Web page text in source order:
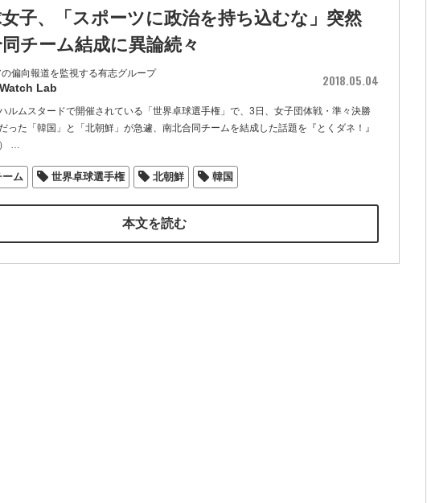
子、「スポーツに政治を持ち込むな」突然
チーム結成に異論続々
の偏向報道を監視する有志グループ
Lab 2018.05.04
ルムスタードで開催されている「世界卓球選手権」で、3日、女子団体戦・準々決勝
った「韓国」と「北朝鮮」が急遽、南北合同チームを結成した話題を『とくダネ！』
…
ーム 世界卓球選手権 北朝鮮 韓国
本文を読む